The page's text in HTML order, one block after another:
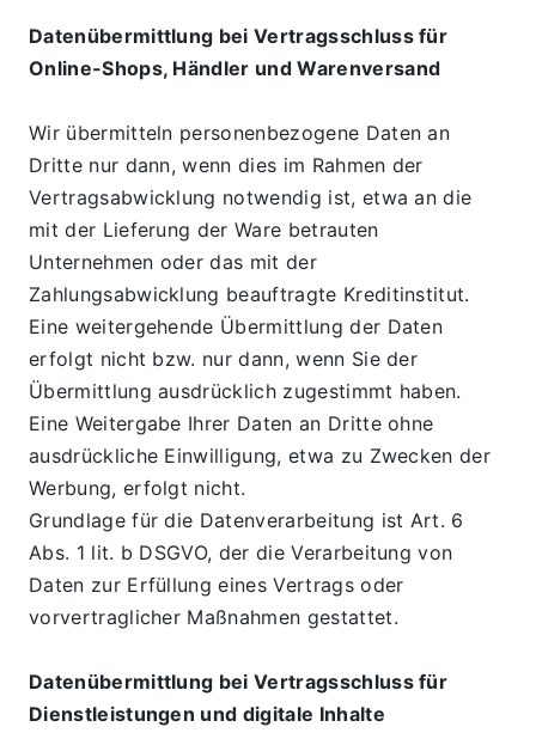
Datenübermittlung bei Vertragsschluss für
Online-Shops, Händler und Warenversand
Wir übermitteln personenbezogene Daten an
Dritte nur dann, wenn dies im Rahmen der
Vertragsabwicklung notwendig ist, etwa an die
mit der Lieferung der Ware betrauten
Unternehmen oder das mit der
Zahlungsabwicklung beauftragte Kreditinstitut.
Eine weitergehende Übermittlung der Daten
erfolgt nicht bzw. nur dann, wenn Sie der
Übermittlung ausdrücklich zugestimmt haben.
Eine Weitergabe Ihrer Daten an Dritte ohne
ausdrückliche Einwilligung, etwa zu Zwecken der
Werbung, erfolgt nicht.
Grundlage für die Datenverarbeitung ist Art. 6
Abs. 1 lit. b DSGVO, der die Verarbeitung von
Daten zur Erfüllung eines Vertrags oder
vorvertraglicher Maßnahmen gestattet.
Datenübermittlung bei Vertragsschluss für
Dienstleistungen und digitale Inhalte